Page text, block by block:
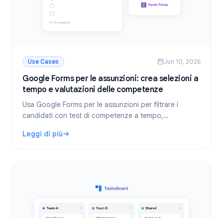
Use Cases Jun 10, 2026
Google Forms per le assunzioni: crea selezioni a
tempo e valutazioni delle competenze
Usa Google Forms per le assunzioni per filtrare i
candidati con test di competenze a tempo,
dopo passo alla configurazione per i team HR.
Leggi di più
: Google Forms per le assunzioni: crea selezioni a